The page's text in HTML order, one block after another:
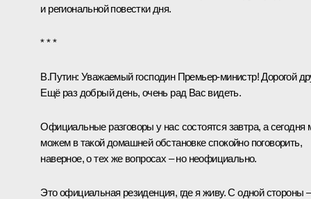
и региональной повестки дня.
* * *
В.Путин: Уважаемый господин Премьер-министр! Дорогой
Ещё раз добрый день, очень рад Вас видеть.
Официальные разговоры у нас состоятся завтра, а сегодня
можем в такой домашней обстановке спокойно поговорить,
наверное, о тех же вопросах – но неофициально.
Это официальная резиденция, где я живу. С одной стороны –